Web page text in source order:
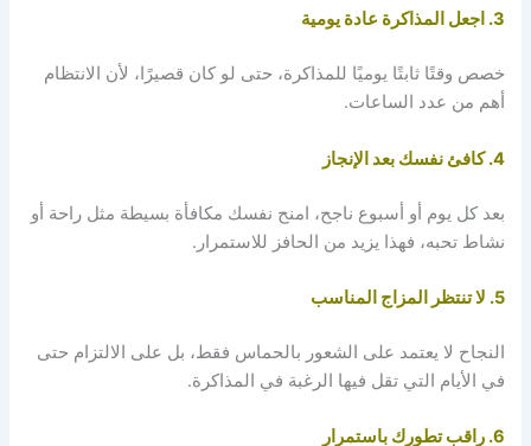
3. اجعل المذاكرة عادة يومية
خصص وقتًا ثابتًا يوميًا للمذاكرة، حتى لو كان قصيرًا، لأن الانتظام
أهم من عدد الساعات.
4. كافئ نفسك بعد الإنجاز
بعد كل يوم أو أسبوع ناجح، امنح نفسك مكافأة بسيطة مثل راحة أو
نشاط تحبه، فهذا يزيد من الحافز للاستمرار.
5. لا تنتظر المزاج المناسب
النجاح لا يعتمد على الشعور بالحماس فقط، بل على الالتزام حتى
في الأيام التي تقل فيها الرغبة في المذاكرة.
6. راقب تطورك باستمرار